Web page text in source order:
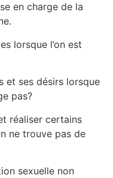
en charge de la
lorsque l’on est
et ses désirs lorsque
pas?
réaliser certains
ne trouve pas de
sexuelle non